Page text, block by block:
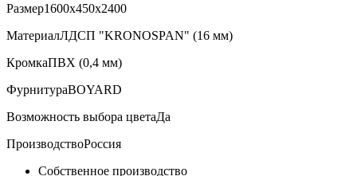
Размер1600х450х2400
МатериалЛДСП "KRONOSPAN" (16 мм)
КромкаПВХ (0,4 мм)
ФурнитураBOYARD
Возможность выбора цветаДа
ПроизводствоРоссия
Собственное производство